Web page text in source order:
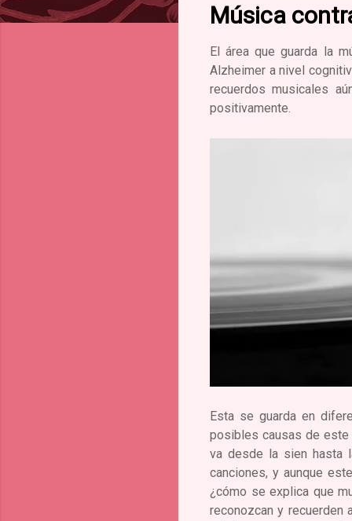
Música
El área que guarda la
Alzheimer a nivel
recuerdos musicales
positivamente.
Esta se guarda en
posibles causas de este
va desde la sien hasta
canciones, y aunque
¿cómo se explica que
reconozcan y recuerden